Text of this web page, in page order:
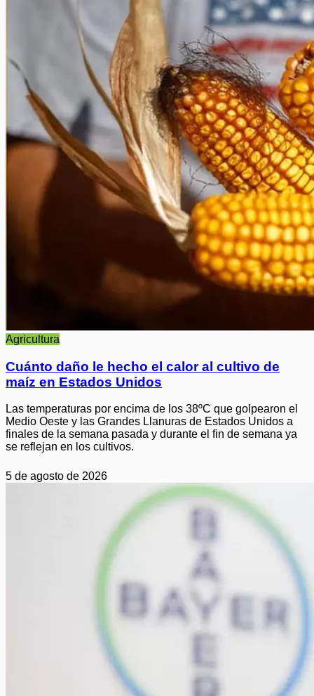
Agricultura
Cuánto daño le hecho el calor al cultivo de
maíz en Estados Unidos
Las temperaturas por encima de los 38ºC que golpearon el
Medio Oeste y las Grandes Llanuras de Estados Unidos a
finales de la semana pasada y durante el fin de semana ya
se reflejan en los cultivos.
5 de agosto de 2026